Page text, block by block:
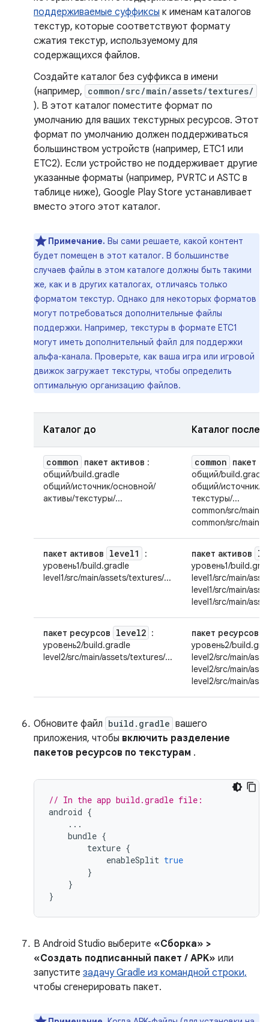
поддерживаемые суффиксы к именам каталогов
текстур, которые соответствуют формату
сжатия текстур, используемому для
содержащихся файлов.
Создайте каталог без суффикса в имени
(например, common/src/main/assets/textures/
). В этот каталог поместите формат по
умолчанию для ваших текстурных ресурсов. Этот
формат по умолчанию должен поддерживаться
большинством устройств (например, ETC1 или
ETC2). Если устройство не поддерживает другие
указанные форматы (например, PVRTC и ASTC в
таблице ниже), Google Play Store устанавливает
вместо этого этот каталог.
Примечание. Вы сами решаете, какой контент
будет помещен в этот каталог. В большинстве
случаев файлы в этом каталоге должны быть такими
же, как и в других каталогах, отличаясь только
форматом текстур. Однако для некоторых форматов
могут потребоваться дополнительные файлы
поддержки. Например, текстуры в формате ETC1
могут иметь дополнительный файл для поддержки
альфа-канала. Проверьте, как ваша игра или игровой
движок загружает текстуры, чтобы определить
оптимальную организацию файлов.
Каталог до Каталог после
common пакет активов :
общий/build.gradle
общий/источник/основной/
активы/текстуры/...
common
пакет
общий/build.gradle
общий/источник/
текстуры/...
common/src/main/
common/src/main/
пакет активов level1
:
уровень1/build.gradle
level1/src/main/assets/textures/...
пакет активов
уровень1/
level1/src/main/
level1/src/main/
level1/src/main/
пакет ресурсов level2 :
уровень2/build.gradle
level2/src/main/assets/textures/...
пакет ресурсов
уровень2/
level2/src/main/
level2/src/main/
level2/src/main/
Обновите файл build.gradle вашего
приложения, чтобы включить разделение
пакетов ресурсов по текстурам .
// In the app build.gradle file:
android {
...
bundle {
texture {
enableSplit true
}
}
}
В Android Studio выберите «Сборка» >
«Создать подписанный пакет / APK» или
запустите задачу Gradle из командной строки,
чтобы сгенерировать пакет.